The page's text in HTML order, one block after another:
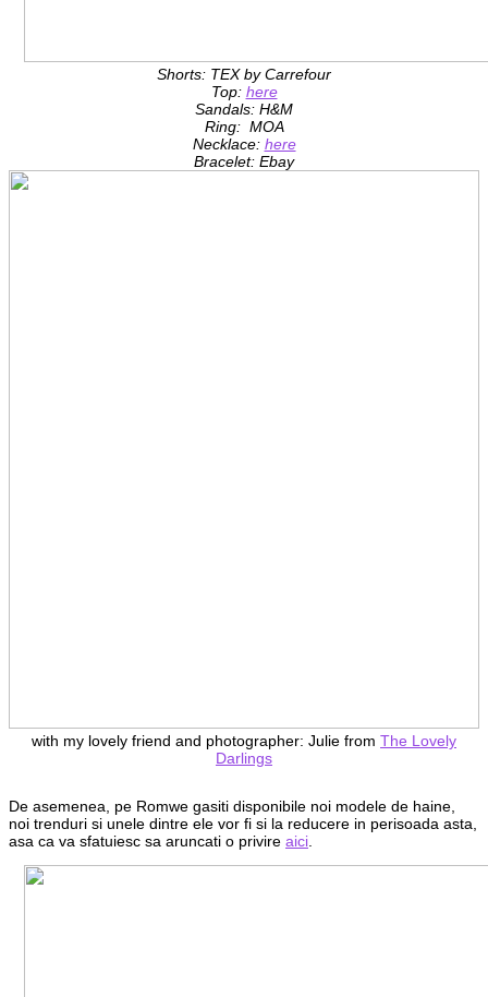
Shorts: TEX by Carrefour
Top: here
Sandals: H&M
Ring: MOA
Necklace: here
Bracelet: Ebay
with my lovely friend and photographer: Julie from The Lovely
Darlings
De asemenea, pe Romwe gasiti disponibile noi modele de haine,
noi trenduri si unele dintre ele vor fi si la reducere in perisoada asta,
asa ca va sfatuiesc sa aruncati o privire aici